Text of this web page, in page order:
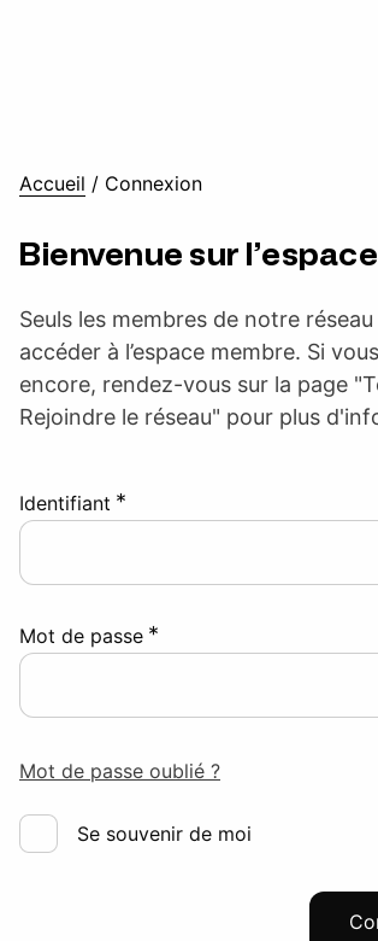
Accueil / Connexion
Bienvenue sur
Seuls les membres de notre
accéder à l’espace membre. Si
encore, rendez-vous sur la page
Rejoindre le réseau" pour plus
Identifiant *
Mot de passe *
Mot de passe oublié ?
Se souvenir de moi